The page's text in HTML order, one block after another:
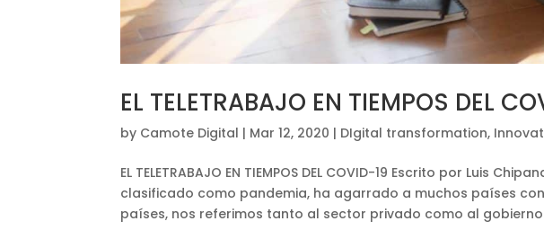
EL TELETRABAJO EN TIEMPOS DEL
by Camote Digital | Mar 12, 2020 | DIgital transformation,
EL TELETRABAJO EN TIEMPOS DEL COVID-19 Escrito por Luis
clasificado como pandemia, ha agarrado a muchos países
países, nos referimos tanto al sector privado como al gobierno.